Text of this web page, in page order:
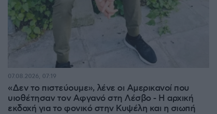
«Δεν το πιστεύουμε», λένε οι Αμερικανοί που
υιοθέτησαν τον Αφγανό στη Λέσβο - Η αρχική
εκδοχή για το φονικό στην Κυψέλη και η σιωπή
07.08.2026, 07:19